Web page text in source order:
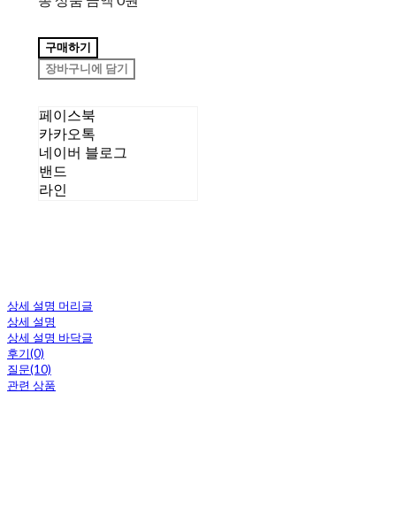
구매하기
장바구니에 담기
페이스북
카카오톡
네이버 블로그
밴드
라인
상세 설명 머리글
상세 설명
상세 설명 바닥글
후기(0)
질문(10)
관련 상품